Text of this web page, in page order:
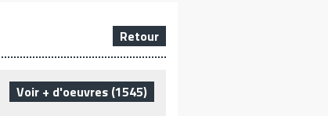
Retour
Voir + d'oeuvres (1545)